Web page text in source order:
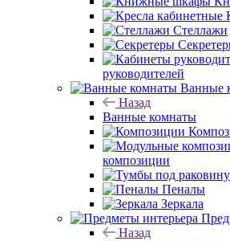
Стеллажи
руководителей
Ванные
Назад
Ванные комнаты
композиции
Пеналы
Зеркала
Назад